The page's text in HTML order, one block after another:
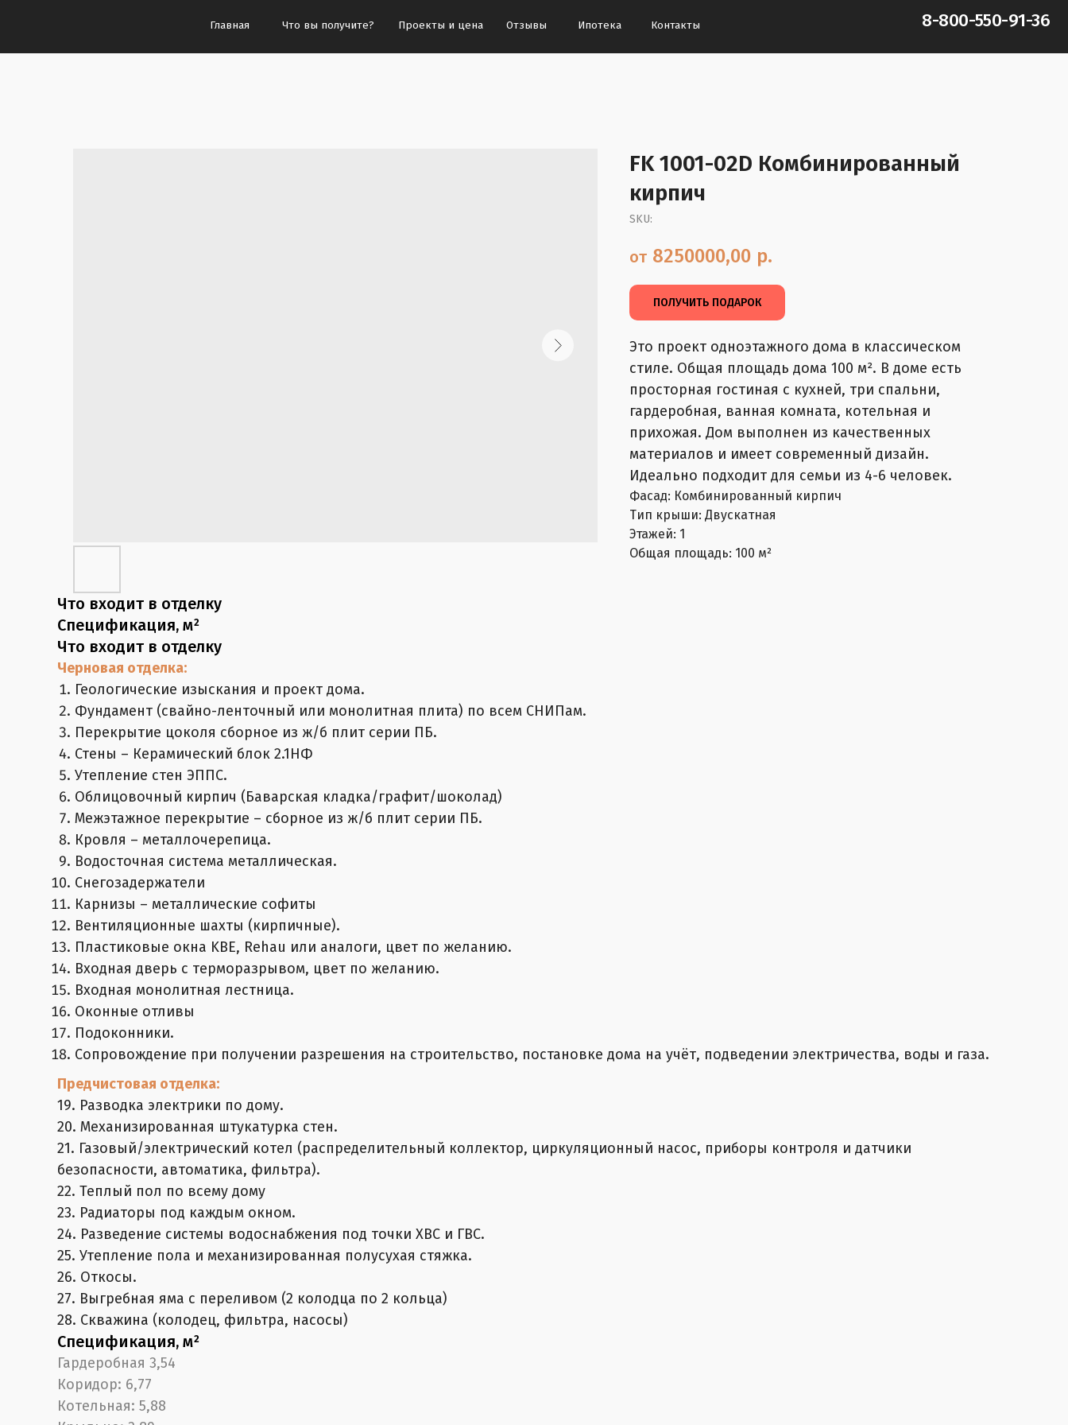
Главная Что вы получите? Проекты и цена Отзывы Ипотека Контакты 8-800-550-91-36
FK 1001-02D Комбинированный
кирпич
SKU:
8250000,00 р.
ПОЛУЧИТЬ ПОДАРОК
Это проект одноэтажного дома в классическом
стиле. Общая площадь дома 100 м². В доме есть
просторная гостиная с кухней, три спальни,
гардеробная, ванная комната, котельная и
прихожая. Дом выполнен из качественных
материалов и имеет современный дизайн.
Идеально подходит для семьи из 4-6 человек.
Фасад: Комбинированный кирпич
Тип крыши: Двускатная
Этажей: 1
Общая площадь: 100 м²
Что входит в отделку
Спецификация, м²
Что входит в отделку
Черновая отделка:
Геологические изыскания и проект дома.
Фундамент (свайно-ленточный или монолитная плита) по всем СНИПам.
Перекрытие цоколя сборное из ж/б плит серии ПБ.
Стены – Керамический блок 2.1НФ
Утепление стен ЭППС.
Облицовочный кирпич (Баварская кладка/графит/шоколад)
Межэтажное перекрытие – сборное из ж/б плит серии ПБ.
Кровля – металлочерепица.
Водосточная система металлическая.
Снегозадержатели
Карнизы – металлические софиты
Вентиляционные шахты (кирпичные).
Пластиковые окна KBE, Rehau или аналоги, цвет по желанию.
Входная дверь с терморазрывом, цвет по желанию.
Входная монолитная лестница.
Оконные отливы
Подоконники.
Сопровождение при получении разрешения на строительство, постановке дома на учёт, подведении электричества, воды и газа.
Предчистовая отделка:
19. Разводка электрики по дому.
20. Механизированная штукатурка стен.
21. Газовый/электрический котел (распределительный коллектор, циркуляционный насос, приборы контроля и датчики
безопасности, автоматика, фильтра).
22. Теплый пол по всему дому
23. Радиаторы под каждым окном.
24. Разведение системы водоснабжения под точки ХВС и ГВС.
25. Утепление пола и механизированная полусухая стяжка.
26. Откосы.
27. Выгребная яма с переливом (2 колодца по 2 кольца)
28. Скважина (колодец, фильтра, насосы)
Спецификация, м²
Гардеробная 3,54
Коридор: 6,77
Котельная: 5,88